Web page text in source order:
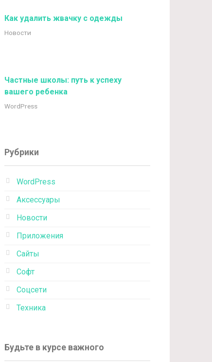
Как удалить жвачку с одежды
Новости
Частные школы: путь к успеху
вашего ребенка
WordPress
Рубрики
WordPress
Аксессуары
Новости
Приложения
Сайты
Софт
Соцсети
Техника
Будьте в курсе важного